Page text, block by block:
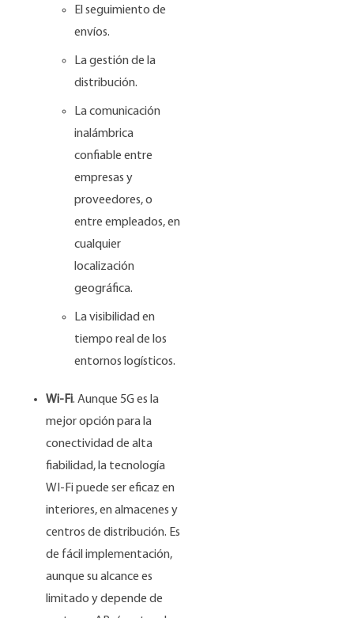
El seguimiento de
envíos.
La gestión de la
distribución.
La comunicación
inalámbrica
confiable entre
empresas y
proveedores, o
entre empleados, en
cualquier
localización
geográfica.
La visibilidad en
tiempo real de los
entornos logísticos.
Wi-Fi. Aunque 5G es la
mejor opción para la
conectividad de alta
fiabilidad, la tecnología
WI-Fi puede ser eficaz en
interiores, en almacenes y
centros de distribución. Es
de fácil implementación,
aunque su alcance es
limitado y depende de